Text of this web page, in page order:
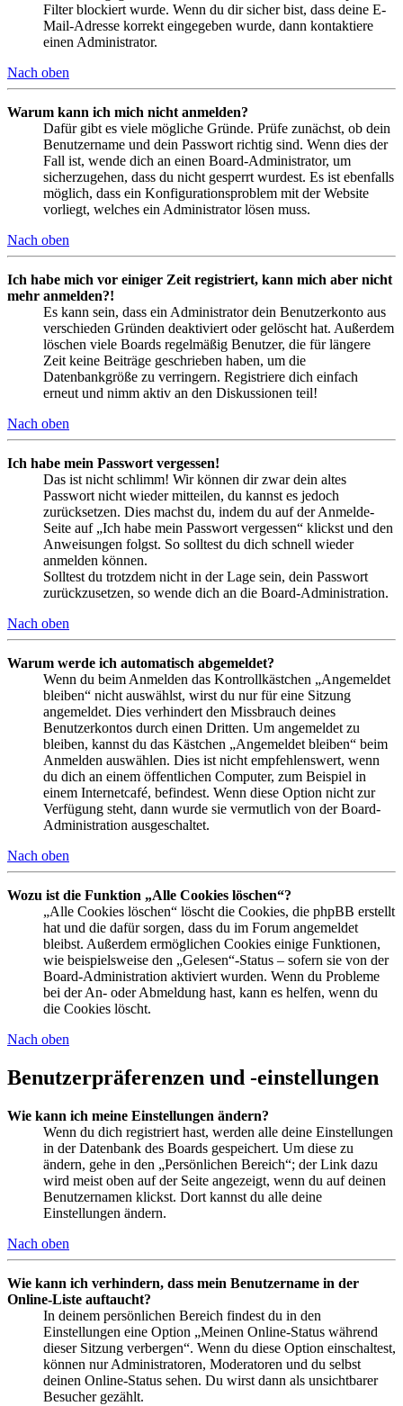
Filter blockiert wurde. Wenn du dir sicher bist, dass deine E-
Mail-Adresse korrekt eingegeben wurde, dann kontaktiere
einen Administrator.
Nach oben
Warum kann ich mich nicht anmelden?
Dafür gibt es viele mögliche Gründe. Prüfe zunächst, ob dein
Benutzername und dein Passwort richtig sind. Wenn dies der
Fall ist, wende dich an einen Board-Administrator, um
sicherzugehen, dass du nicht gesperrt wurdest. Es ist ebenfalls
möglich, dass ein Konfigurationsproblem mit der Website
vorliegt, welches ein Administrator lösen muss.
Nach oben
Ich habe mich vor einiger Zeit registriert, kann mich aber nicht
mehr anmelden?!
Es kann sein, dass ein Administrator dein Benutzerkonto aus
verschieden Gründen deaktiviert oder gelöscht hat. Außerdem
löschen viele Boards regelmäßig Benutzer, die für längere
Zeit keine Beiträge geschrieben haben, um die
Datenbankgröße zu verringern. Registriere dich einfach
erneut und nimm aktiv an den Diskussionen teil!
Nach oben
Ich habe mein Passwort vergessen!
Das ist nicht schlimm! Wir können dir zwar dein altes
Passwort nicht wieder mitteilen, du kannst es jedoch
zurücksetzen. Dies machst du, indem du auf der Anmelde-
Seite auf „Ich habe mein Passwort vergessen“ klickst und den
Anweisungen folgst. So solltest du dich schnell wieder
anmelden können.
Solltest du trotzdem nicht in der Lage sein, dein Passwort
zurückzusetzen, so wende dich an die Board-Administration.
Nach oben
Warum werde ich automatisch abgemeldet?
Wenn du beim Anmelden das Kontrollkästchen „Angemeldet
bleiben“ nicht auswählst, wirst du nur für eine Sitzung
angemeldet. Dies verhindert den Missbrauch deines
Benutzerkontos durch einen Dritten. Um angemeldet zu
bleiben, kannst du das Kästchen „Angemeldet bleiben“ beim
Anmelden auswählen. Dies ist nicht empfehlenswert, wenn
du dich an einem öffentlichen Computer, zum Beispiel in
einem Internetcafé, befindest. Wenn diese Option nicht zur
Verfügung steht, dann wurde sie vermutlich von der Board-
Administration ausgeschaltet.
Nach oben
Wozu ist die Funktion „Alle Cookies löschen“?
„Alle Cookies löschen“ löscht die Cookies, die phpBB erstellt
hat und die dafür sorgen, dass du im Forum angemeldet
bleibst. Außerdem ermöglichen Cookies einige Funktionen,
wie beispielsweise den „Gelesen“-Status – sofern sie von der
Board-Administration aktiviert wurden. Wenn du Probleme
bei der An- oder Abmeldung hast, kann es helfen, wenn du
die Cookies löscht.
Nach oben
Benutzerpräferenzen und -einstellungen
Wie kann ich meine Einstellungen ändern?
Wenn du dich registriert hast, werden alle deine Einstellungen
in der Datenbank des Boards gespeichert. Um diese zu
ändern, gehe in den „Persönlichen Bereich“; der Link dazu
wird meist oben auf der Seite angezeigt, wenn du auf deinen
Benutzernamen klickst. Dort kannst du alle deine
Einstellungen ändern.
Nach oben
Wie kann ich verhindern, dass mein Benutzername in der
Online-Liste auftaucht?
In deinem persönlichen Bereich findest du in den
Einstellungen eine Option „Meinen Online-Status während
dieser Sitzung verbergen“. Wenn du diese Option einschaltest,
können nur Administratoren, Moderatoren und du selbst
deinen Online-Status sehen. Du wirst dann als unsichtbarer
Besucher gezählt.